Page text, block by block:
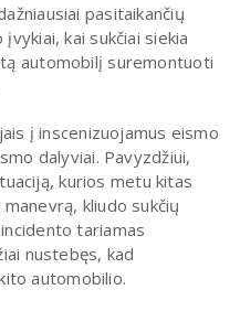
pasitaikančių
kai sukčiai siekia
automobilį suremontuoti
į inscenizuojamus eismo
dalyviai. Pavyzdžiui,
kurios metu kitas
kliudo sukčių
tariamas
nustebęs, kad
automobilio.